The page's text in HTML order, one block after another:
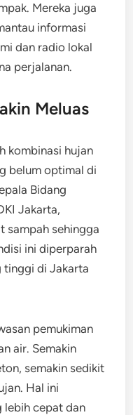
Mereka juga
informasi
dan radio lokal
perjalanan.
Meluas
kombinasi hujan
belum optimal di
Bidang
Jakarta,
sampah sehingga
ini diperparah
tinggi di Jakarta
pemukiman
air. Semakin
semakin sedikit
Hal ini
lebih cepat dan